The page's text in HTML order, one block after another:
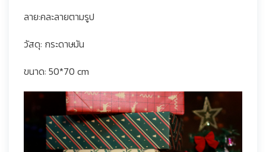
ลาย:คละลายตามรูป
วัสดุ: กระดาษมัน
ขนาด: 50*70 cm